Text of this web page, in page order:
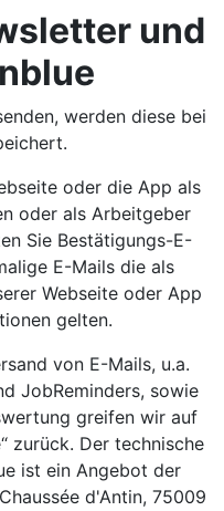
und
werden diese bei
oder die App als
oder als Arbeitgeber
Sie Bestätigungs-E-
E-Mails die als
Webseite oder App
gelten.
von E-Mails, u.a.
JobReminders, sowie
greifen wir auf
zurück. Der technische
ist ein Angebot der
d'Antin, 75009